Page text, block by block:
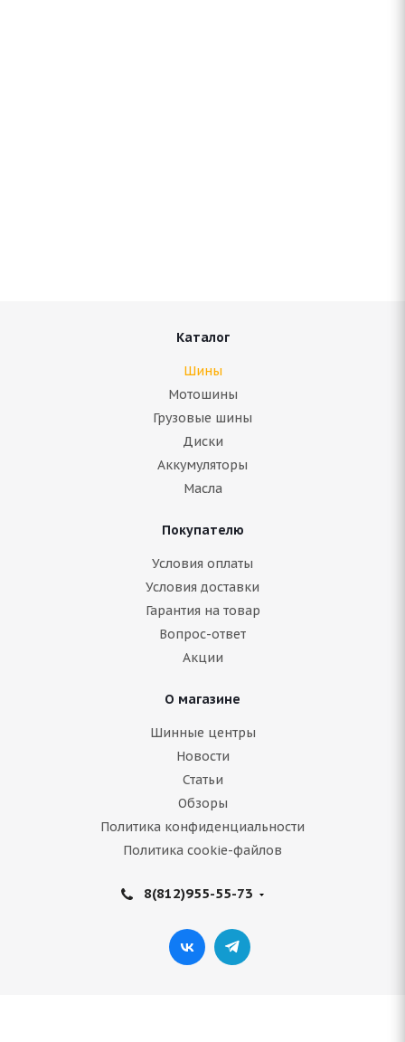
BFGoodrich Advantage 215/45 R16 90V
Каталог
Шины
Мотошины
Грузовые шины
Диски
Аккумуляторы
Масла
Покупателю
Условия оплаты
Условия доставки
Гарантия на товар
Вопрос-ответ
Акции
О магазине
Шинные центры
Новости
Статьи
Обзоры
Политика конфиденциальности
Политика cookie-файлов
8(812)955-55-73